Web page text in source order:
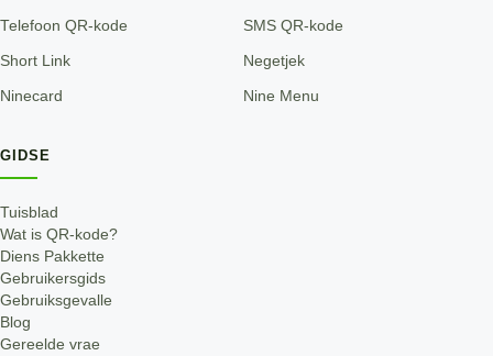
Telefoon QR-kode SMS QR-kode
Short Link Negetjek
Ninecard Nine Menu
GIDSE
Tuisblad
Wat is QR-kode?
Diens Pakkette
Gebruikersgids
Gebruiksgevalle
Blog
Gereelde vrae